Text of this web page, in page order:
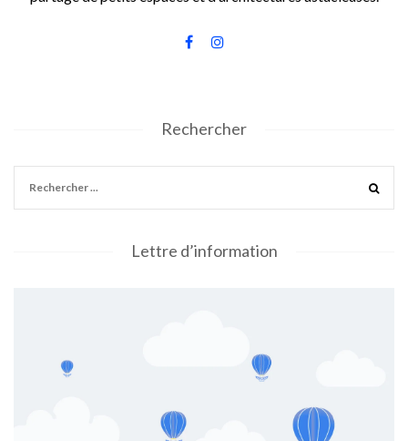
Rechercher
Lettre d’information